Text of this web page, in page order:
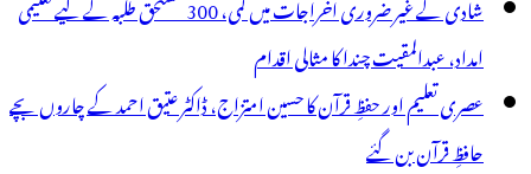
امداد، عبدالمقیت چندا کا مثالی اقدام
عصری تعلیم اور حفظِ قرآن کا حسین امتزاج، ڈاکٹر عتیق احمد کے چاروں بچے
حافظِ قرآن بن گئے